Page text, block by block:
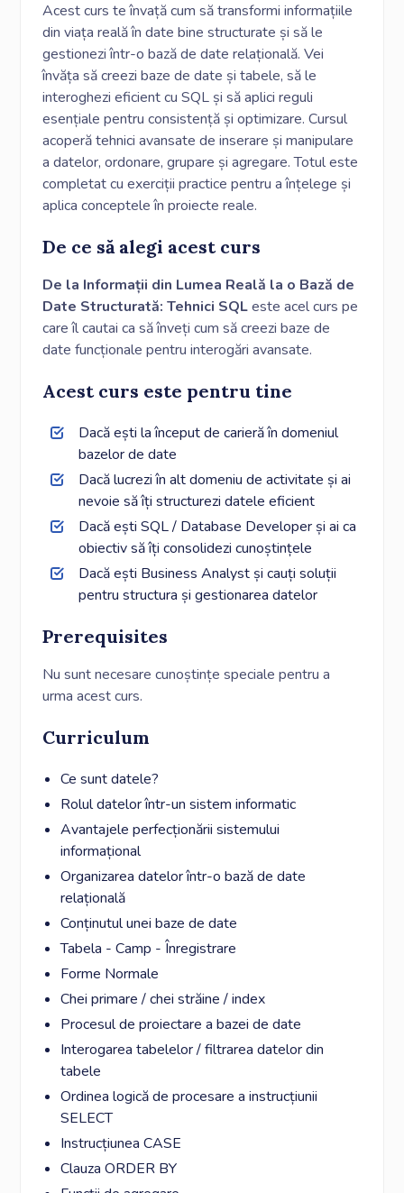
Acest curs te învață cum să transformi informațiile
din viața reală în date bine structurate și să le
gestionezi într-o bază de date relațională. Vei
învăța să creezi baze de date și tabele, să le
interoghezi eficient cu SQL și să aplici reguli
esențiale pentru consistență și optimizare. Cursul
acoperă tehnici avansate de inserare și manipulare
a datelor, ordonare, grupare și agregare. Totul este
completat cu exerciții practice pentru a înțelege și
aplica conceptele în proiecte reale.
De ce să alegi acest curs
De la Informații din Lumea Reală la o Bază de
Date Structurată: Tehnici SQLeste acel curs pe
care îl cautai ca să înveți cum să creezi baze de
date funcționale pentru interogări avansate.
Acest curs este pentru tine
Dacă ești la început de carieră în domeniul
bazelor de date
Dacă lucrezi în alt domeniu de activitate și ai
nevoie să îți structurezi datele eficient
Dacă ești SQL / Database Developer și ai ca
obiectiv să îți consolidezi cunoștințele
Dacă ești Business Analyst și cauți soluții
pentru structura și gestionarea datelor
Prerequisites
Nu sunt necesare cunoștințe speciale pentru a
urma acest curs.
Curriculum
Ce sunt datele?
Rolul datelor într-un sistem informatic
Avantajele perfecționării sistemului
informațional
Organizarea datelor într-o bază de date
relațională
Conținutul unei baze de date
Tabela - Camp - Înregistrare
Forme Normale
Chei primare / chei străine / index
Procesul de proiectare a bazei de date
Interogarea tabelelor / filtrarea datelor din
tabele
Ordinea logică de procesare a instrucțiunii
SELECT
Instrucțiunea CASE
Clauza ORDER BY